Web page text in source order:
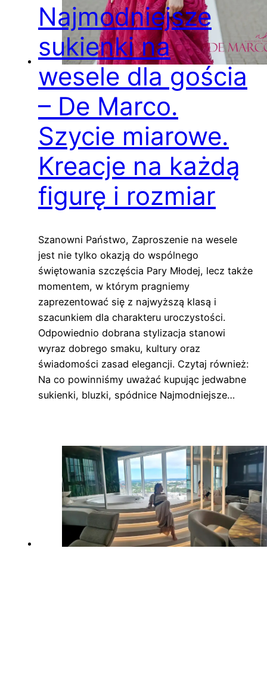
Najmodniejsze
sukienki na
wesele dla gościa
– De Marco.
Szycie miarowe.
Kreacje na każdą
figurę i rozmiar
Szanowni Państwo, Zaproszenie na wesele
jest nie tylko okazją do wspólnego
świętowania szczęścia Pary Młodej, lecz także
momentem, w którym pragniemy
zaprezentować się z najwyższą klasą i
szacunkiem dla charakteru uroczystości.
Odpowiednio dobrana stylizacja stanowi
wyraz dobrego smaku, kultury oraz
świadomości zasad elegancji. Czytaj również:
Na co powinniśmy uważać kupując jedwabne
sukienki, bluzki, spódnice Najmodniejsze…